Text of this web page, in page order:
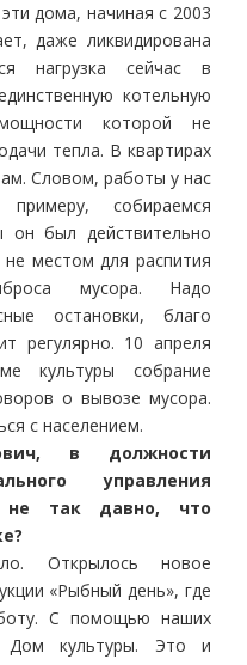
дома, начиная с 2003
даже ликвидирована
нагрузка сейчас в
котельную
которой не
тепла. В квартирах
Словом, работы у нас
собираемся
он был действительно
не местом для распития
мусора. Надо
остановки, благо
регулярно. 10 апреля
культуры собрание
о вывозе мусора.
с населением.
в должности
управления
не так давно, что
Открылось новое
«Рыбный день», где
С помощью наших
Дом культуры. Это и